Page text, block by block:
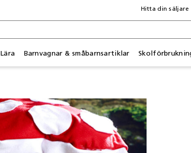
Lära Barnvagnar & småbarnsartiklar
Hitta din säljare